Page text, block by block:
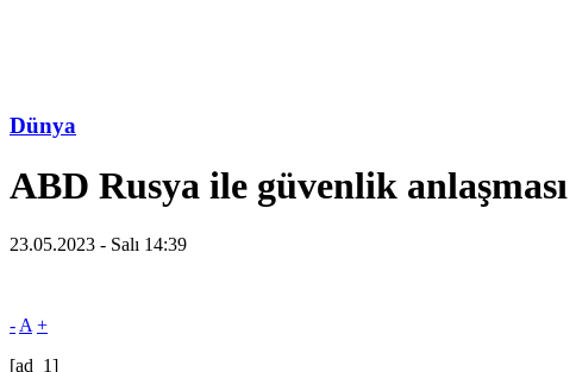
Dünya
ABD Rusya ile güvenlik
23.05.2023 - Salı 14:39
- A +
[ad_1]